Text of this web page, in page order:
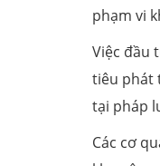
phạm vi
Việc đầu
tiêu phát
tại pháp
Các cơ